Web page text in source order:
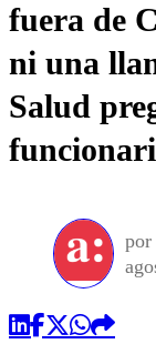
fuera de
ni una
Salud
por